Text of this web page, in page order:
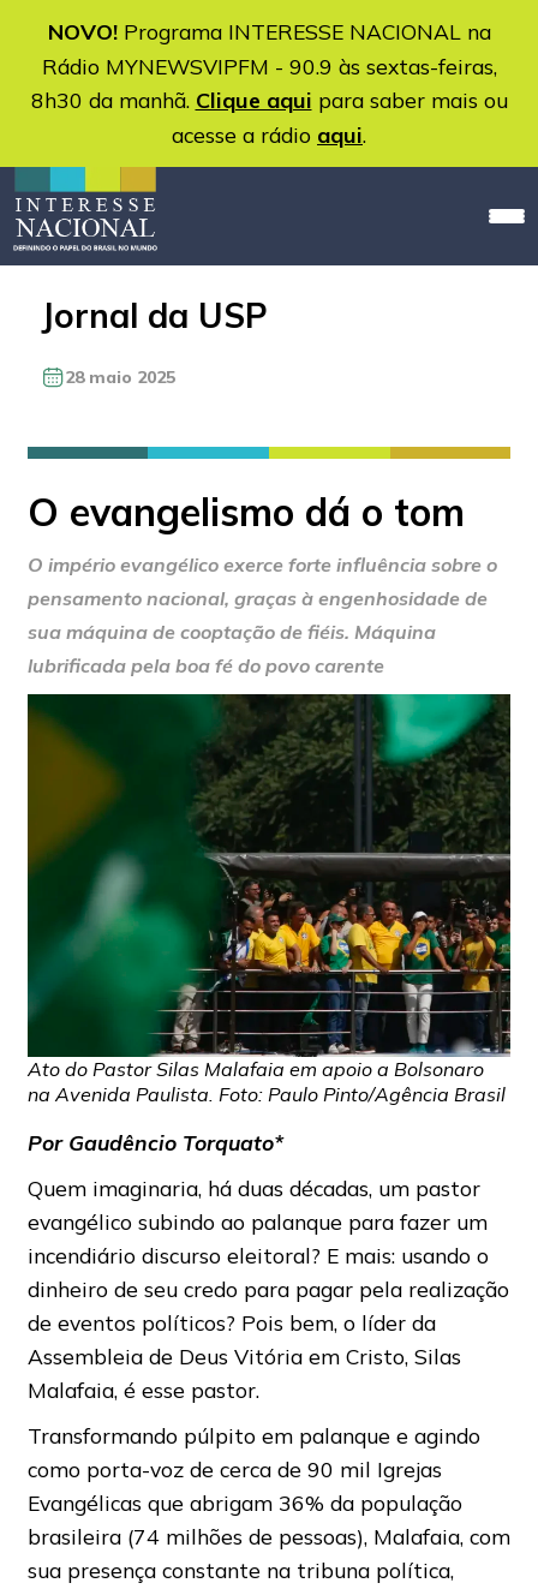
NOVO!Programa INTERESSE NACIONAL na
Rádio MYNEWSVIPFM - 90.9 às sextas-feiras,
8h30 da manhã. Clique aqui para saber mais ou
acesse a rádio aqui.
Jornal da USP
28 maio 2025
O evangelismo dá o tom
O império evangélico exerce forte influência sobre o
pensamento nacional, graças à engenhosidade de
sua máquina de cooptação de fiéis. Máquina
lubrificada pela boa fé do povo carente
Ato do Pastor Silas Malafaia em apoio a Bolsonaro
na Avenida Paulista. Foto: Paulo Pinto/Agência Brasil
Por Gaudêncio Torquato*
Quem imaginaria, há duas décadas, um pastor
evangélico subindo ao palanque para fazer um
incendiário discurso eleitoral? E mais: usando o
dinheiro de seu credo para pagar pela realização
de eventos políticos? Pois bem, o líder da
Assembleia de Deus Vitória em Cristo, Silas
Malafaia, é esse pastor.
Transformando púlpito em palanque e agindo
como porta-voz de cerca de 90 mil Igrejas
Evangélicas que abrigam 36% da população
brasileira (74 milhões de pessoas), Malafaia, com
sua presença constante na tribuna política,